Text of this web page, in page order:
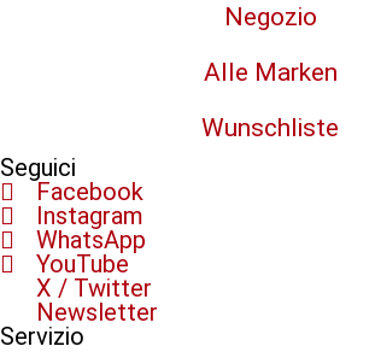
Negozio
Alle Marken
Wunschliste
Seguici
Facebook
Instagram
WhatsApp
YouTube
X / Twitter
Newsletter
Servizio